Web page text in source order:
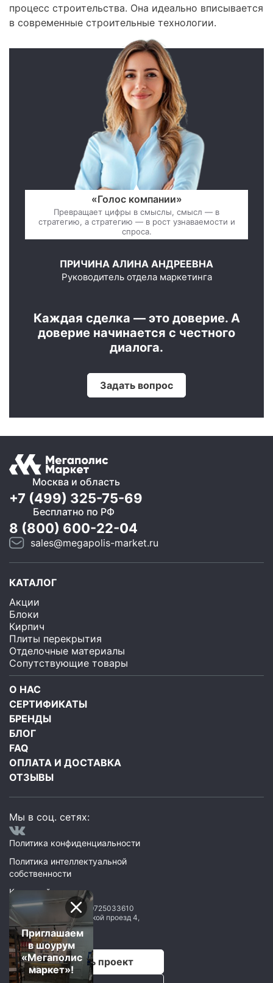
процесс строительства. Она идеально вписывается
в современные строительные технологии.
«Голос компании»
Превращает цифры в смыслы, смысл — в
стратегию, а стратегию — в рост узнаваемости и
спроса.
ПРИЧИНА АЛИНА АНДРЕЕВНА
Руководитель отдела маркетинга
Каждая сделка — это доверие. А
доверие начинается с честного
диалога.
Задать вопрос
Москва и область
+7 (499) 325-75-69
Бесплатно по РФ
8 (800) 600-22-04
sales@megapolis-market.ru
КАТАЛОГ
Акции
Блоки
Кирпич
Плиты перекрытия
Отделочные материалы
Сопутствующие товары
О НАС
СЕРТИФИКАТЫ
БРЕНДЫ
БЛОГ
FAQ
ОПЛАТА И ДОСТАВКА
ОТЗЫВЫ
Мы в соц. сетях:
Политика конфиденциальности
Политика интеллектуальной
собственности
Карта сайта
ООО Мегаполис ИНН: 9725033610
119071
2 Донской проезд 4,
строение 1, пом. 435
Рассчитать проект
Приглашаем
в шоурум
«Мегаполис
маркет»!